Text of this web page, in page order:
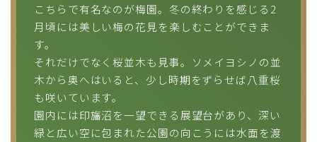
こちらで有名なのが梅園。冬の終わりを感じる2
月頃には美しい梅の花見を楽しむことができま
す。
それだけでなく桜並木も見事。ソメイヨシノの並
木から奥へはいると、少し時期をずらせば八重桜
も咲いています。
園内には印旛沼を一望できる展望台があり、深い
緑と広い空に包まれた公園の向こうには水面を渡